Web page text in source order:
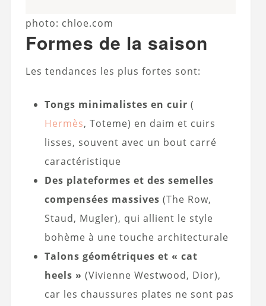
photo: chloe.com
Formes de la saison
Les tendances les plus fortes sont:
Tongs minimalistes en cuir (
Hermès, Toteme) en daim et cuirs
lisses, souvent avec un bout carré
caractéristique
Des plateformes et des semelles
compensées massives (The Row,
Staud, Mugler), qui allient le style
bohème à une touche architecturale
Talons géométriques et « cat
heels » (Vivienne Westwood, Dior),
car les chaussures plates ne sont pas